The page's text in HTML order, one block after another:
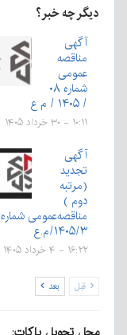
دیگر چه خبر؟
آگهی
مناقصه
عمومی
شماره ۰۸
/ ۱۴۰۵ / م ع
۱۰:۱۱ - ۳۰ خرداد ۱۴۰۵
آگهی
تجدید
(مرتبه
دوم )
مناقصه‌عمومی شماره
۱۴۰۵/۳/م.ع
۱۶:۲۲ - ۴ خرداد ۱۴۰۵
قبل بعد